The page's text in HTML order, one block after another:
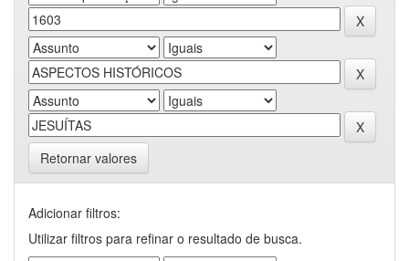
Retornar valores
Adicionar filtros:
Utilizar filtros para refinar o resultado de busca.